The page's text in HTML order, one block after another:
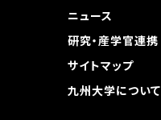
ニュース
研究・産学官連携
サイトマップ
九州大学について